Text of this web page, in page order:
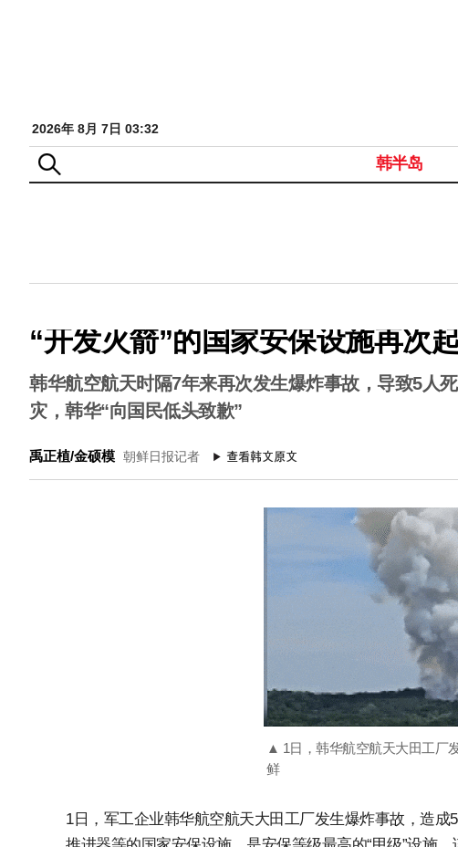
2026年 8月 7日 03:32
韩半岛
“开发火箭”的国家安保设施再次
韩华航空航天时隔7年来再次发生爆炸事故，导致5人
灾，韩华“向国民低头致歉”
禹正植/金硕模 朝鲜日报记者
▲ 1日，韩华航空航天大田工厂
鲜
1日，军工企业韩华航空航天大田工厂发生爆炸事故，造